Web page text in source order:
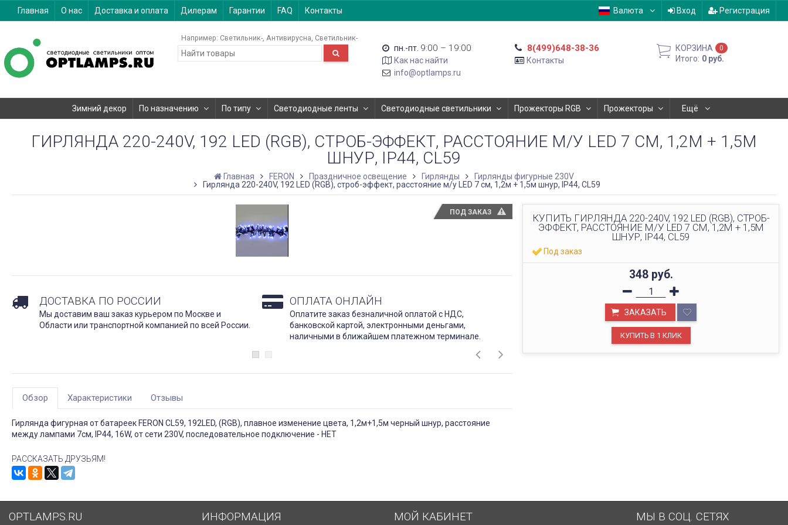
Главная О нас Доставка и оплата Дилерам Гарантии FAQ Контакты Валюта Вход Регистрация
Например: Светильник- Антивирусна Светильник-
пн.-пт. 9:00 – 19:00
Как нас найти
info@optlamps.ru
8(499)648-38-36
Контакты
КОРЗИНА 0
Итого: 0 руб.
Зимний декор По назначению По типу Светодиодные ленты Светодиодные светильники Прожекторы RGB Прожекторы Ещё
ГИРЛЯНДА 220-240V, 192 LED (RGB), СТРОБ-ЭФФЕКТ, РАССТОЯНИЕ М/У LED 7 СМ, 1,2М + 1,5М
ШНУР, IP44, CL59
Главная FERON Праздничное освещение Гирлянды
Гирлянды фигурные 230V
Гирлянда 220-240V, 192 LED (RGB), строб-эффект, расстояние м/у LED 7 см, 1,2м + 1,5м шнур, IP44, CL59
ПОД ЗАКАЗ
КУПИТЬ ГИРЛЯНДА 220-240V, 192 LED (RGB), СТРОБ-
ЭФФЕКТ, РАССТОЯНИЕ М/У LED 7 СМ, 1,2М + 1,5М
ШНУР, IP44, CL59
Под заказ
348 руб.
ЗАКАЗАТЬ
ДОСТАВКА ПО РОССИИ
Мы доставим ваш заказ курьером по Москве и
Области или транспортной компанией по всей России.
ОПЛАТА ОНЛАЙН
Оплатите заказ безналичной оплатой с НДС,
банковской картой, электронными деньгами,
наличными в ближайшем платежном терминале.
ОФИС В МОСКВЕ
Будем рады видеть вас в нашем офисе по адресу г.
Москва, Павелецкая наб., д. 2, стр. 2.
Обзор Характеристики Отзывы
Гирлянда фигурная от батареек FERON CL59, 192LED, (RGB), плавное изменение цвета, 1,2м+1,5м черный шнур, расстояние
между лампами 7см, IP44, 16W, от сети 230V, последовательное подключение - НЕТ
РАССКАЗАТЬ ДРУЗЬЯМ!
OPTLAMPS.RU ИНФОРМАЦИЯ МОЙ КАБИНЕТ МЫ В СОЦ. СЕТЯХ